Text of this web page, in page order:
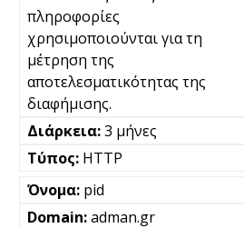
πληροφορίες
χρησιμοποιούνται για τη
μέτρηση της
αποτελεσματικότητας της
διαφήμισης.
3 μήνες
HTTP
pid
adman.gr